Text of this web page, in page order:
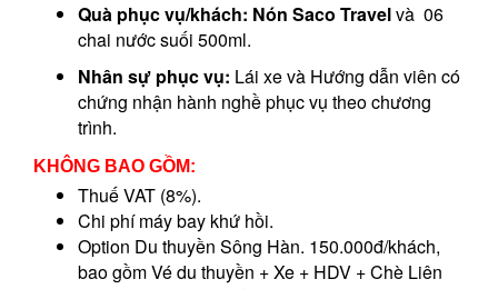
Quà phục vụ/khách: Nón Saco Travelvà 06
chai nước suối 500ml.
Nhân sự phục vụ: Lái xe và Hướng dẫn viên có
chứng nhận hành nghề phục vụ theo chương
trình.
KHÔNG BAO GỒM:
Thuế VAT (8%).
Chi phí máy bay khứ hồi.
Option Du thuyền Sông Hàn. 150.000đ/khách,
bao gồm Vé du thuyền + Xe + HDV + Chè Liên